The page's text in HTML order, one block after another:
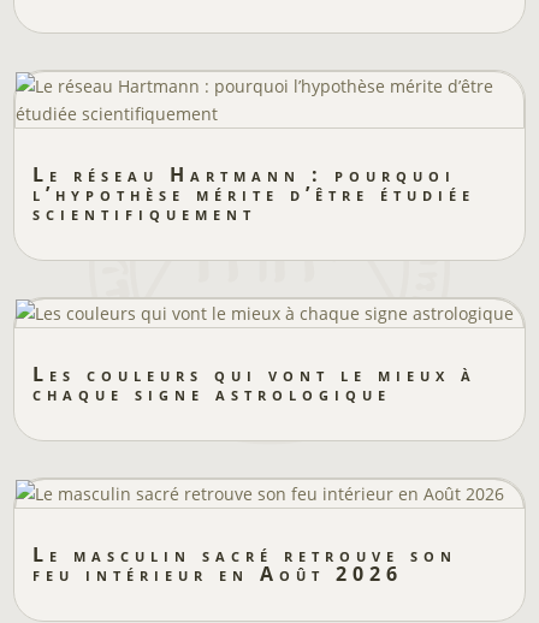
Le réseau Hartmann : pourquoi
l’hypothèse mérite d’être étudiée
scientifiquement
Les couleurs qui vont le mieux à
chaque signe astrologique
Le masculin sacré retrouve son
feu intérieur en Août 2026